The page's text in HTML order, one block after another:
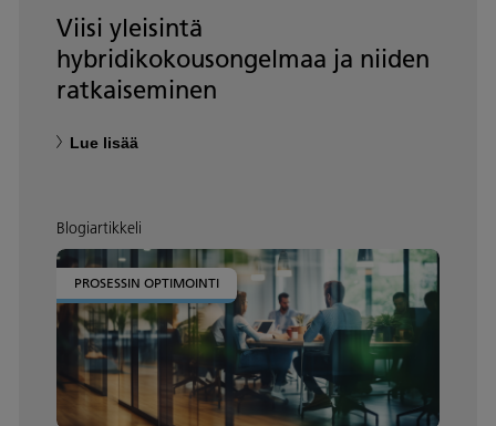
Viisi yleisintä
hybridikokousongelmaa ja niiden
ratkaiseminen
Lue lisää
Blogiartikkeli
PROSESSIN OPTIMOINTI